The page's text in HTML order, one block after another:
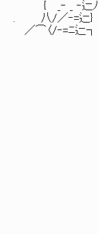
{ _‐ _ ‐辷ﾉ
. 八/／‐=
／⌒〈/‐=ﾆ
.
/
| |
. } . i' ’
l
ヽ